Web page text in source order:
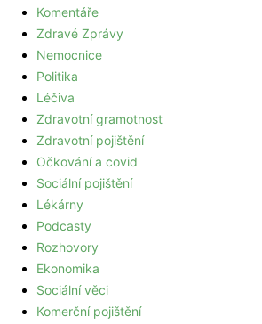
Komentáře
Zdravé Zprávy
Nemocnice
Politika
Léčiva
Zdravotní gramotnost
Zdravotní pojištění
Očkování a covid
Sociální pojištění
Lékárny
Podcasty
Rozhovory
Ekonomika
Sociální věci
Komerční pojištění